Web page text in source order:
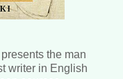
the man
writer in English